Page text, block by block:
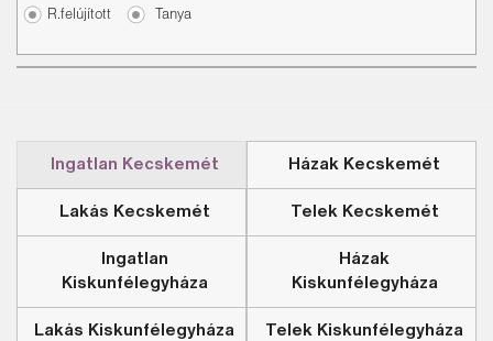
R.felújított Tanya
Ingatlan Kecskemét Házak Kecskemét
Lakás Kecskemét Telek Kecskemét
Ingatlan
Kiskunfélegyháza
Házak
Kiskunfélegyháza
Lakás Kiskunfélegyháza Telek Kiskunfélegyháza